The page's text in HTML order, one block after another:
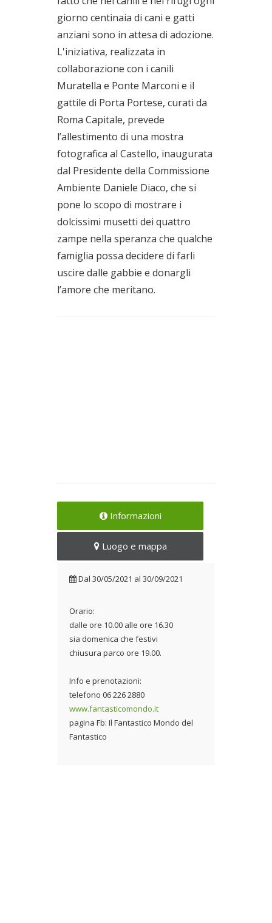
giorno centinaia di cani e gatti
anziani sono in attesa di adozione.
L'iniziativa, realizzata in
collaborazione con i canili
Muratella e Ponte Marconi e il
gattile di Porta Portese, curati da
Roma Capitale, prevede
l’allestimento di una mostra
fotografica al Castello, inaugurata
dal Presidente della Commissione
Ambiente Daniele Diaco, che si
pone lo scopo di mostrare i
dolcissimi musetti dei quattro
zampe nella speranza che qualche
famiglia possa decidere di farli
uscire dalle gabbie e donargli
l’amore che meritano.
Informazioni
Luogo e mappa
Dal 30/05/2021 al 30/09/2021
Orario:
dalle ore 10.00 alle ore 16.30
sia domenica che festivi
chiusura parco ore 19.00.
Info e prenotazioni:
telefono 06 226 2880
www.fantasticomondo.it
pagina Fb: Il Fantastico Mondo del
Fantastico